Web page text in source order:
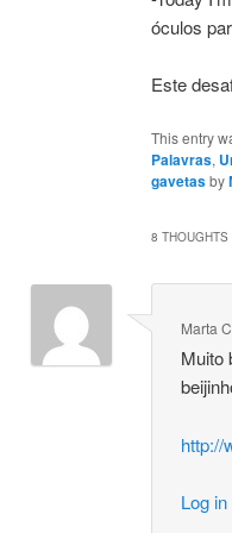
óculos
Este
This entry
Palavras,
gavetasby
8 THOUGHTS
Marta
Muito
http://
Log